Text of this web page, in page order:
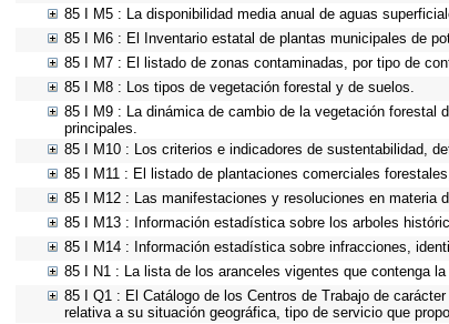
85 I M5 : La disponibilidad media anual de aguas
85 I M6 : El Inventario estatal de plantas municipales de
85 I M7 : El listado de zonas contaminadas, por tipo de
85 I M8 : Los tipos de vegetación forestal y de suelos.
85 I M9 : La dinámica de cambio de la vegetación forestal
principales.
85 I M10 : Los criterios e indicadores de sustentabilidad,
85 I M11 : El listado de plantaciones comerciales
85 I M12 : Las manifestaciones y resoluciones en materia
85 I M13 : Información estadística sobre los arboles
85 I M14 : Información estadística sobre infracciones,
85 I N1 : La lista de los aranceles vigentes que contenga
85 I Q1 : El Catálogo de los Centros de Trabajo de
relativa a su situación geográfica, tipo de servicio que